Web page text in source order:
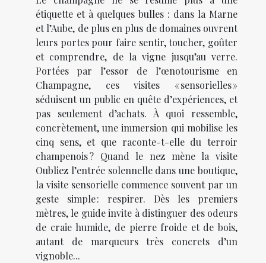
étiquette et à quelques bulles : dans la Marne
et l’Aube, de plus en plus de domaines ouvrent
leurs portes pour faire sentir, toucher, goûter
et comprendre, de la vigne jusqu’au verre.
Portées par l’essor de l’œnotourisme en
Champagne, ces visites « sensorielles »
séduisent un public en quête d’expériences, et
pas seulement d’achats. À quoi ressemble,
concrètement, une immersion qui mobilise les
cinq sens, et que raconte-t-elle du terroir
champenois ? Quand le nez mène la visite
Oubliez l’entrée solennelle dans une boutique,
la visite sensorielle commence souvent par un
geste simple : respirer. Dès les premiers
mètres, le guide invite à distinguer des odeurs
de craie humide, de pierre froide et de bois,
autant de marqueurs très concrets d’un
vignoble...